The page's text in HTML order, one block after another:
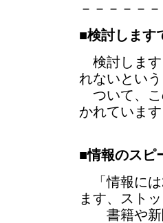
－－－－－
■検討します
検討します
れないとい
ついて、こ
かれています
■情報のスピ
「情報には
ます、スト
書籍や新